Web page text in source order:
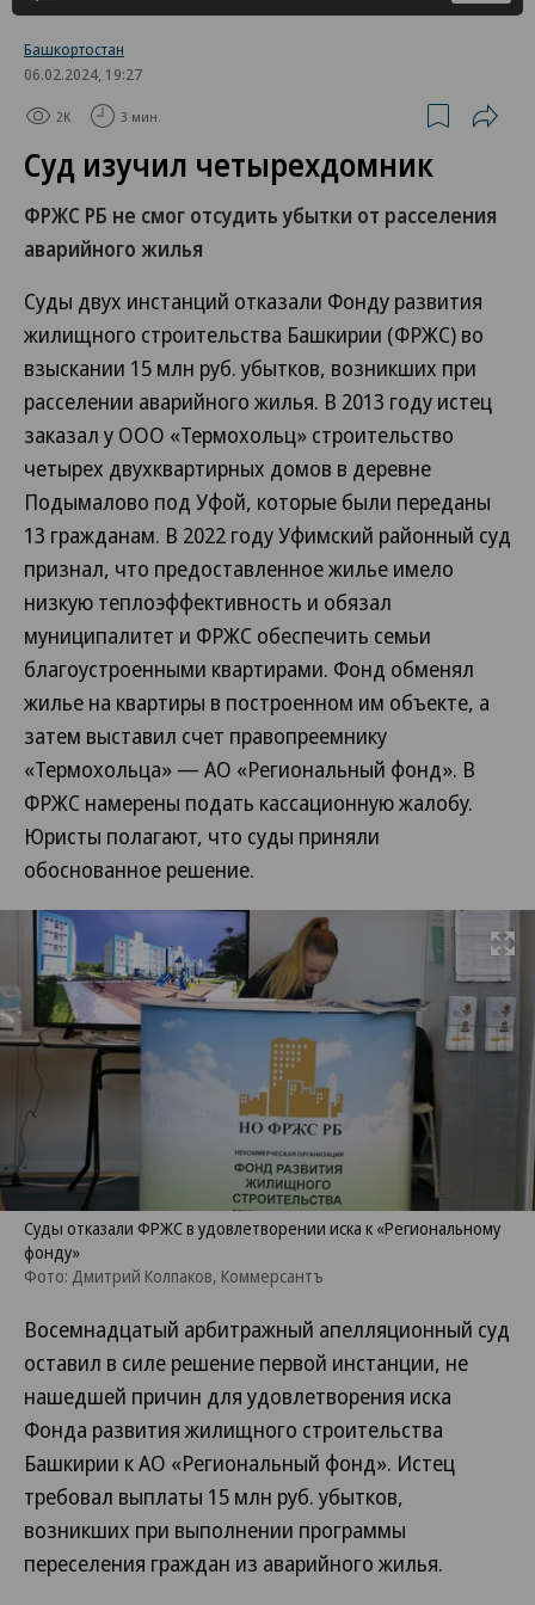
Башкортостан
06.02.2024, 19:27
2K 3 мин.
Суд изучил четырехдомник
ФРЖС РБ не смог отсудить убытки от расселения
аварийного жилья
Суды двух инстанций отказали Фонду развития
жилищного строительства Башкирии (ФРЖС) во
взыскании 15 млн руб. убытков, возникших при
расселении аварийного жилья. В 2013 году истец
заказал у ООО «Термохольц» строительство
четырех двухквартирных домов в деревне
Подымалово под Уфой, которые были переданы
13 гражданам. В 2022 году Уфимский районный суд
признал, что предоставленное жилье имело
низкую теплоэффективность и обязал
муниципалитет и ФРЖС обеспечить семьи
благоустроенными квартирами. Фонд обменял
жилье на квартиры в построенном им объекте, а
затем выставил счет правопреемнику
«Термохольца» — АО «Региональный фонд». В
ФРЖС намерены подать кассационную жалобу.
Юристы полагают, что суды приняли
обоснованное решение.
Развернуть
Суды отказали ФРЖС в удовлетворении иска к «Региональному
фонду»
Фото: Дмитрий Колпаков, Коммерсантъ
Восемнадцатый арбитражный апелляционный суд
оставил в силе решение первой инстанции, не
нашедшей причин для удовлетворения иска
Фонда развития жилищного строительства
Башкирии к АО «Региональный фонд». Истец
требовал выплаты 15 млн руб. убытков,
возникших при выполнении программы
переселения граждан из аварийного жилья.